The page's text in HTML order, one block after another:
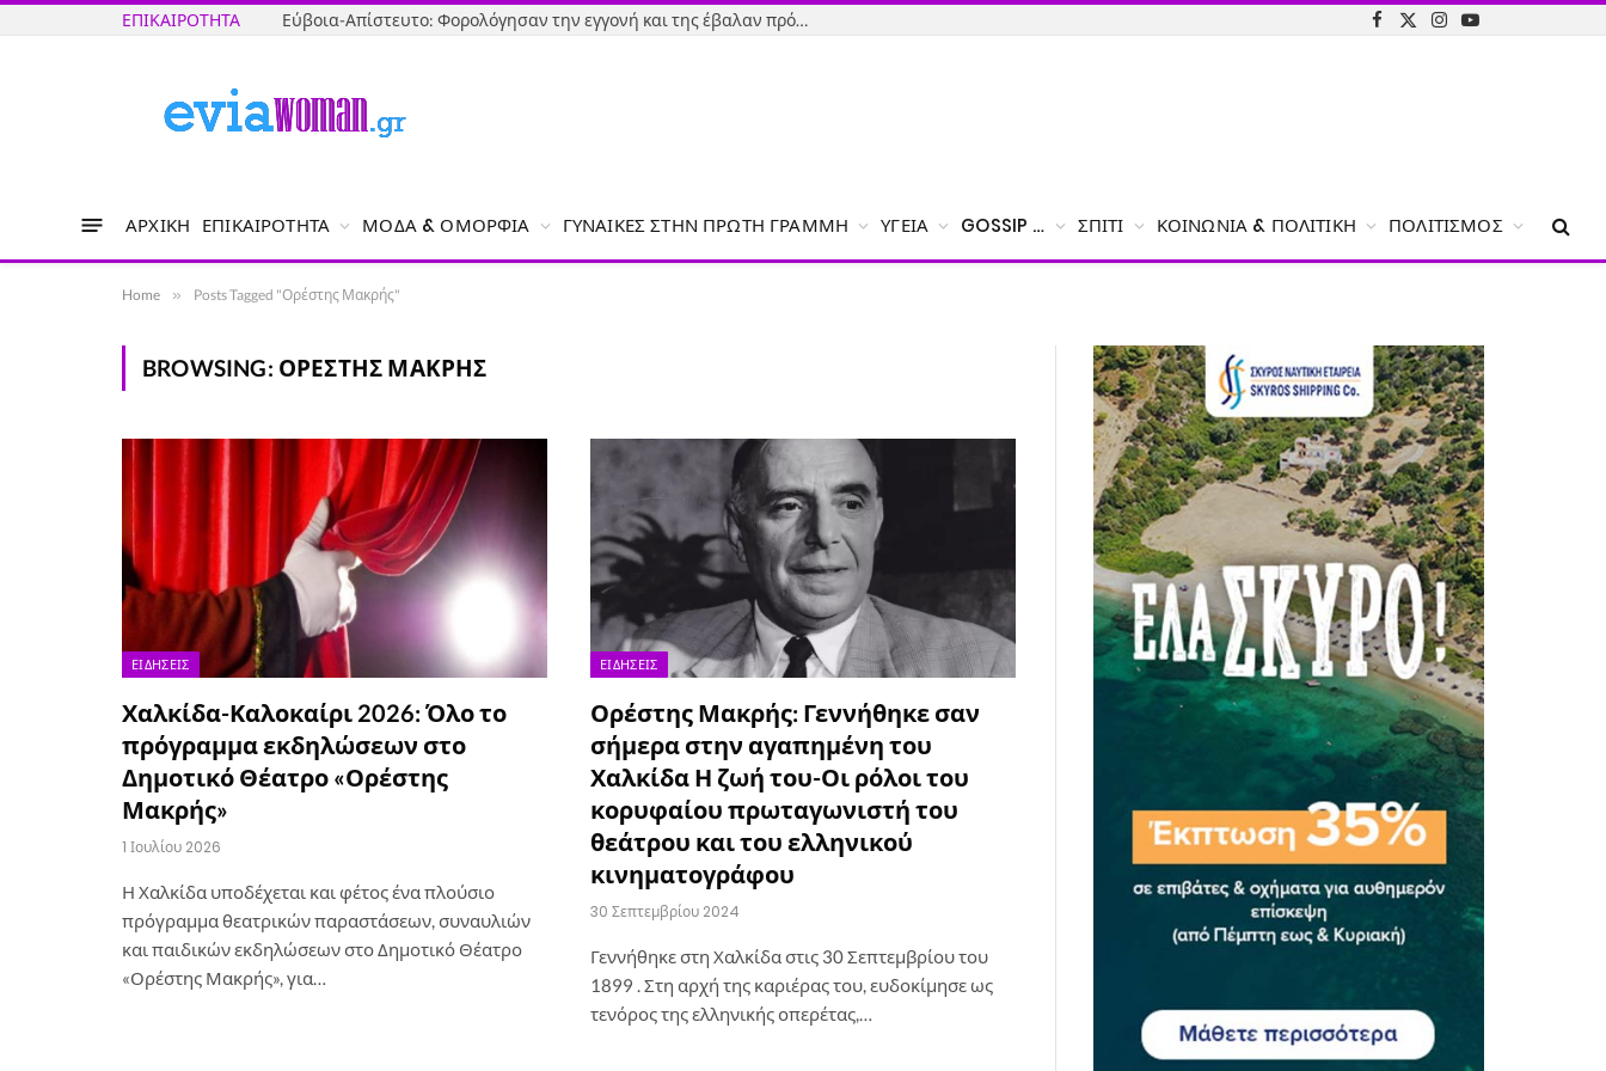
ΕΠΙΚΑΙΡΌΤΗΤΑ Εύβοια-Απίστευτο: Φορολόγησαν την εγγονή και της έβαλαν πρόστιμο γιατί δεν δήλωσε το χαρτζιλίκι του παππού!
Facebook
X
Instagram
YouTube
ΑΡΧΙΚΉ ΕΠΙΚΑΙΡΌΤΗΤΑ ΜΌΔΑ & ΟΜΟΡΦΙΆ ΓΥΝΑΊΚΕΣ ΣΤΗΝ ΠΡΏΤΗ ΓΡΑΜΜΉ ΥΓΕΊΑ GOSSIP … ΣΠΊΤΙ ΚΟΙΝΩΝΊΑ & ΠΟΛΙΤΙΚΉ ΠΟΛΙΤΙΣΜΌΣ
Home » Posts Tagged "Ορέστης Μακρής"
BROWSING: ΟΡΈΣΤΗΣ ΜΑΚΡΉΣ
ΕΙΔΉΣΕΙΣ
Χαλκίδα-Καλοκαίρι 2026: Όλο το
πρόγραμμα εκδηλώσεων στο
Δημοτικό Θέατρο «Ορέστης
Μακρής»
1 Ιουλίου 2026
Η Χαλκίδα υποδέχεται και φέτος ένα πλούσιο
πρόγραμμα θεατρικών παραστάσεων, συναυλιών
και παιδικών εκδηλώσεων στο Δημοτικό Θέατρο
«Ορέστης Μακρής», για…
ΕΙΔΉΣΕΙΣ
Ορέστης Μακρής: Γεννήθηκε σαν
σήμερα στην αγαπημένη του
Χαλκίδα Η ζωή του-Οι ρόλοι του
κορυφαίου πρωταγωνιστή του
θεάτρου και του ελληνικού
κινηματογράφου
30 Σεπτεμβρίου 2024
Γεννήθηκε στη Χαλκίδα στις 30 Σεπτεμβρίου του
1899 . Στη αρχή της καριέρας του, ευδοκίμησε ως
τενόρος της ελληνικής οπερέτας,…